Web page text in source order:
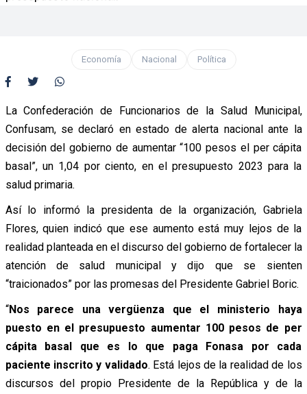
Economía Nacional Política
La Confederación de Funcionarios de la Salud Municipal,
Confusam, se declaró en estado de alerta nacional ante la
decisión del gobierno de aumentar “100 pesos el per cápita
basal”, un 1,04 por ciento, en el presupuesto 2023 para la
salud primaria.
Así lo informó la presidenta de la organización, Gabriela
Flores, quien indicó que ese aumento está muy lejos de la
realidad planteada en el discurso del gobierno de fortalecer la
atención de salud municipal y dijo que se sienten
“traicionados” por las promesas del Presidente Gabriel Boric.
“Nos parece una vergüenza que el ministerio haya
puesto en el presupuesto aumentar 100 pesos de per
cápita basal que es lo que paga Fonasa por cada
paciente inscrito y validado. Está lejos de la realidad de los
discursos del propio Presidente de la República y de la